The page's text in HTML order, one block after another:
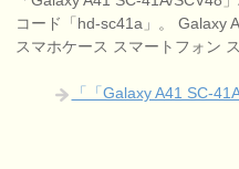
コード「hd-sc41a」。 Galaxy
スマホケース スマートフォン
「「Galaxy A41 SC-